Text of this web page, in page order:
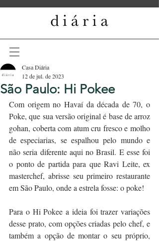
São Paulo: Hi Pokee
Casa Diária
12 de jul. de 2023
Com origem no Havaí da década de 70, o
Poke, que sua versão original é base de arroz
gohan, coberta com atum cru fresco e molho
de especiarias, se espalhou pelo mundo e
não seria diferente aqui no Brasil. E esse foi
o ponto de partida para que Ravi Leite, ex
masterchef, abrisse seu primeiro restaurante
em São Paulo, onde a estrela fosse: o poke!
Para o Hi Pokee a ideia foi trazer variações
desse prato, com opções criadas pelo chef, e
também a opção de montar o seu próprio,